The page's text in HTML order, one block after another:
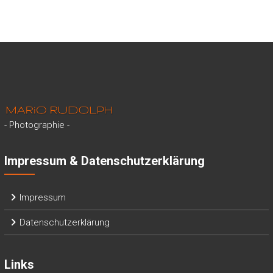
- Photographie -
Impressum & Datenschutzerklärung
Impressum
Datenschutzerklärung
Links